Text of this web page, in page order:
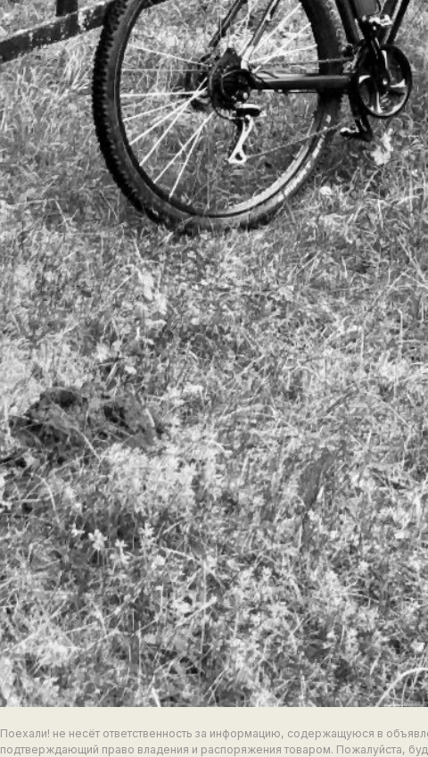
Поехали! не несёт ответственность за информацию, содержащуюся в
подтверждающий право владения и распоряжения товаром. Пожалуйста,